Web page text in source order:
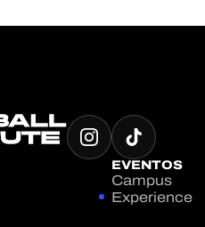
EVENTOS
Campus
Experience